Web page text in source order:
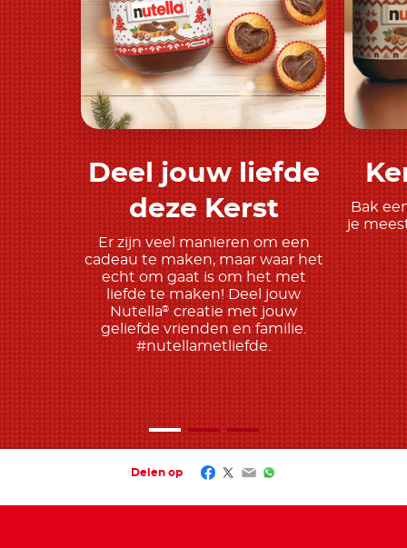
Meer ontdekken
Deel jouw liefde
deze Kerst
Er zijn veel manieren om een
cadeau te maken, maar waar het
echt om gaat is om het met
liefde te maken! Deel jouw
Nutella® creatie met jouw
geliefde vrienden en familie.
#nutellametliefde.
Bak
je
Delen op Facebook
Twitter
EmailWhatsApp